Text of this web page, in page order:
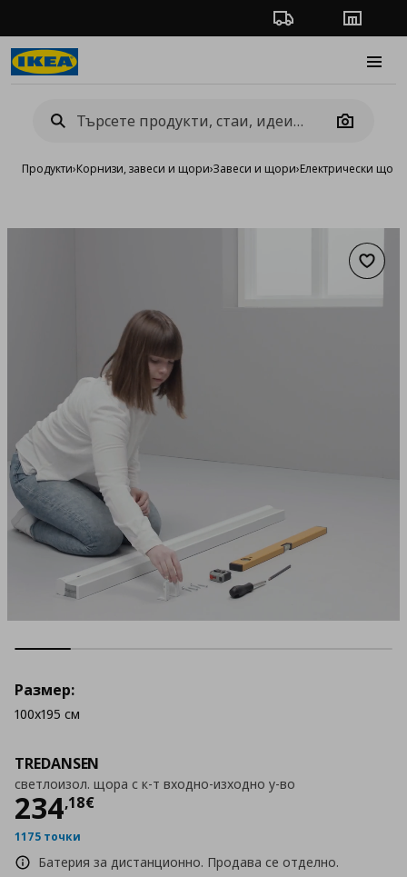
Проследяване на
Camera
Продукти›Корнизи, завеси и щори›Завеси и щори›Електрически щори
TREDANSEN
светлоизол. щора с к-т входно-изходно у-во
234,18€
Цена
1175 точки
Батерия за дистанционно. Продава се отделно.
Размер:
100x195 см